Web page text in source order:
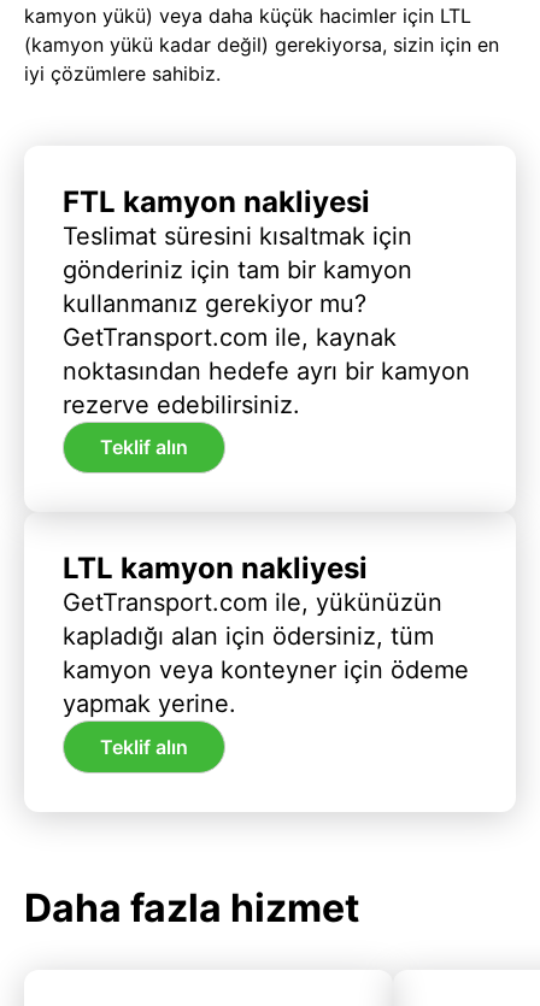
kamyon yükü) veya daha küçük hacimler için LTL
(kamyon yükü kadar değil) gerekiyorsa, sizin için en
iyi çözümlere sahibiz.
FTL kamyon nakliyesi
Teslimat süresini kısaltmak için
gönderiniz için tam bir kamyon
kullanmanız gerekiyor mu?
GetTransport.com ile, kaynak
noktasından hedefe ayrı bir kamyon
rezerve edebilirsiniz.
Teklif alın
LTL kamyon nakliyesi
GetTransport.com ile, yükünüzün
kapladığı alan için ödersiniz, tüm
kamyon veya konteyner için ödeme
yapmak yerine.
Teklif alın
Daha fazla hizmet